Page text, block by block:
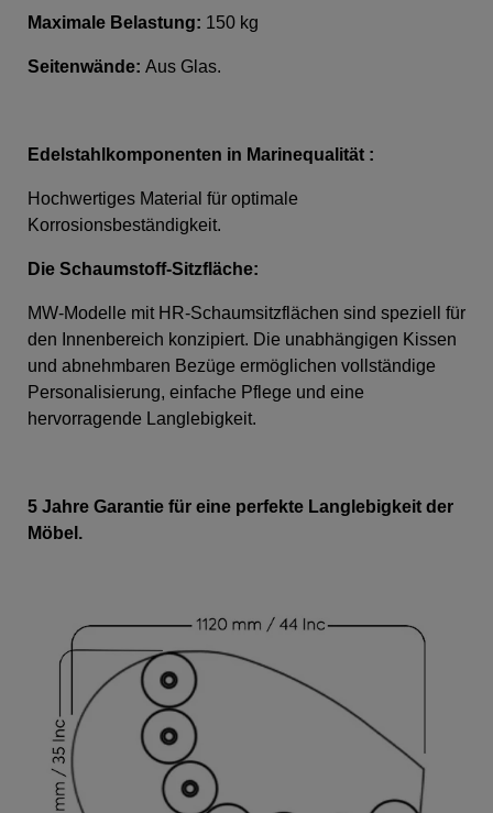
Maximale Belastung: 150 kg
Seitenwände: Aus Glas.
Edelstahlkomponenten in Marinequalität :
Hochwertiges Material für optimale
Korrosionsbeständigkeit.
Die Schaumstoff-Sitzfläche:
MW-Modelle mit HR-Schaumsitzflächen sind speziell für
den Innenbereich konzipiert. Die unabhängigen Kissen
und abnehmbaren Bezüge ermöglichen vollständige
Personalisierung, einfache Pflege und eine
hervorragende Langlebigkeit.
5 Jahre Garantie für eine perfekte Langlebigkeit der
Möbel.